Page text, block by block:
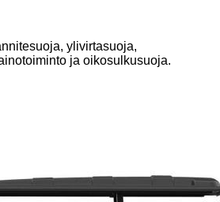
ylivirtasuoja,
ja oikosulkusuoja.